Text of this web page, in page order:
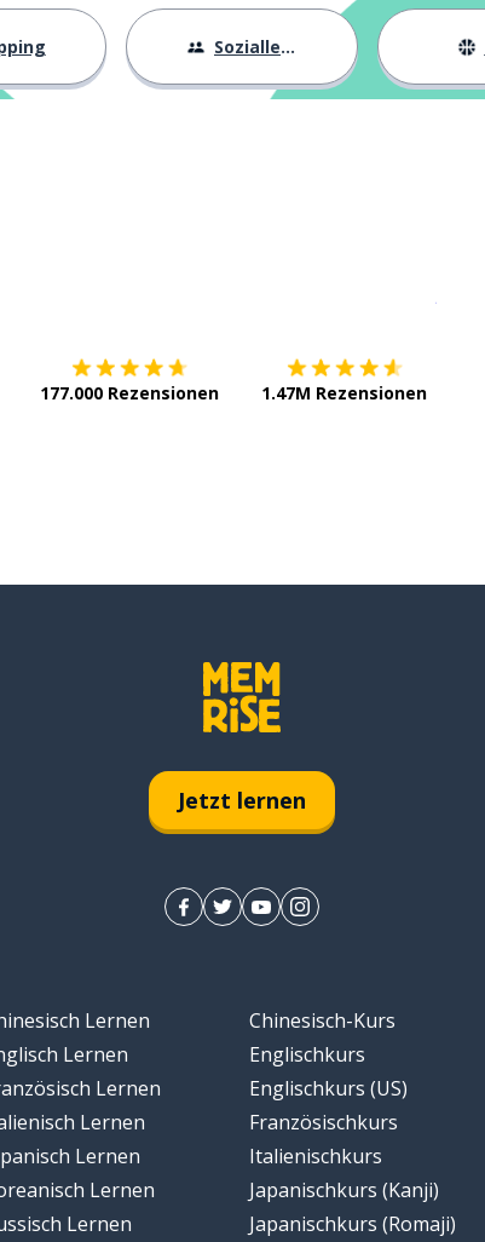
Sozialleben
177.000 Rezensionen 1.47M Rezensionen
Jetzt lernen
Lernen
Lernen
Lernen
Lernen
Lernen
Lernen
Lernen
Chinesisch-Kurs
Englischkurs
Englischkurs (US)
Französischkurs
Italienischkurs
Japanischkurs (Kanji)
Japanischkurs (Romaji)